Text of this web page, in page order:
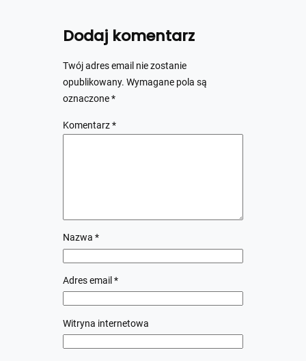
Dodaj komentarz
Twój adres email nie zostanie
opublikowany. Wymagane pola są
oznaczone*
Komentarz*
Nazwa *
Adres email *
Witryna internetowa